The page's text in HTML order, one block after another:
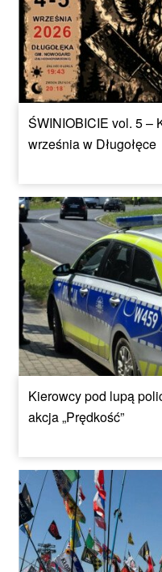
ŚWINIOBICIE vol. 5 –
września w Długołęce
Kierowcy pod lupą
akcja „Prędkość”